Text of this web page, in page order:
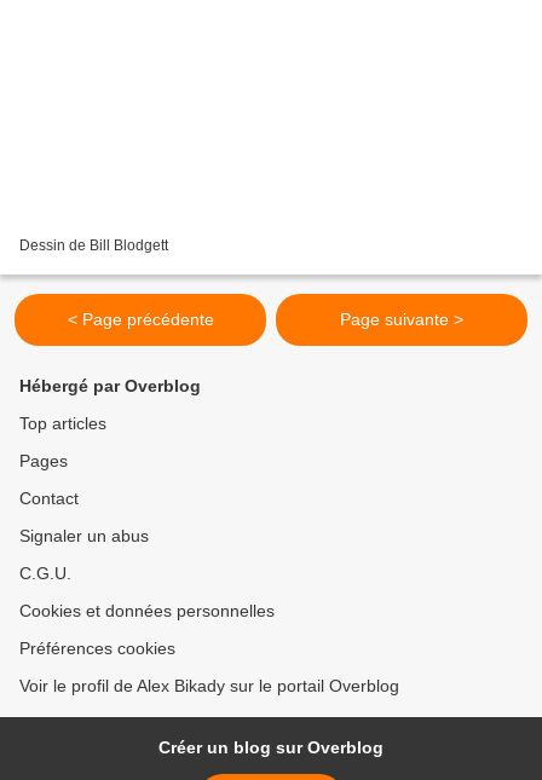
Dessin de Bill Blodgett
< Page précédente Page suivante >
Hébergé par Overblog
Top articles
Pages
Contact
Signaler un abus
C.G.U.
Cookies et données personnelles
Préférences cookies
Voir le profil de Alex Bikady sur le portail Overblog
Créer un blog sur Overblog